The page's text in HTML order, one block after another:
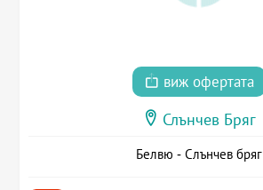
виж офертата
Слънчев Бряг
Белвю - Слънчев бряг